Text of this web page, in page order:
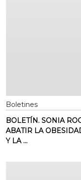
Boletines
BOLETÍN. SONIA
ABATIR LA
Y LA ...